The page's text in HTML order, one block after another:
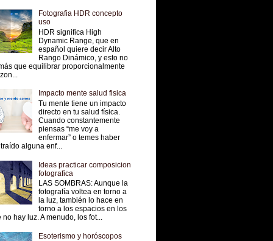
Fotografia HDR concepto
uso
HDR significa High
Dynamic Range, que en
español quiere decir Alto
Rango Dinámico, y esto no
que equilibrar proporcionalmente
Impacto mente salud fisica
Tu mente tiene un impacto
directo en tu salud física.
Cuando constantemente
piensas “me voy a
enfermar” o temes haber
alguna enf...
Ideas practicar composicion
fotografica
LAS SOMBRAS: Aunque la
fotografía voltea en torno a
la luz, también lo hace en
torno a los espacios en los
no hay luz. A menudo, los fot...
Esoterismo y horóscopos